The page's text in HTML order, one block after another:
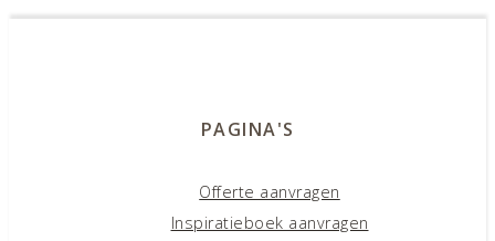
PAGINA'S
Offerte aanvragen
Inspiratieboek aanvragen